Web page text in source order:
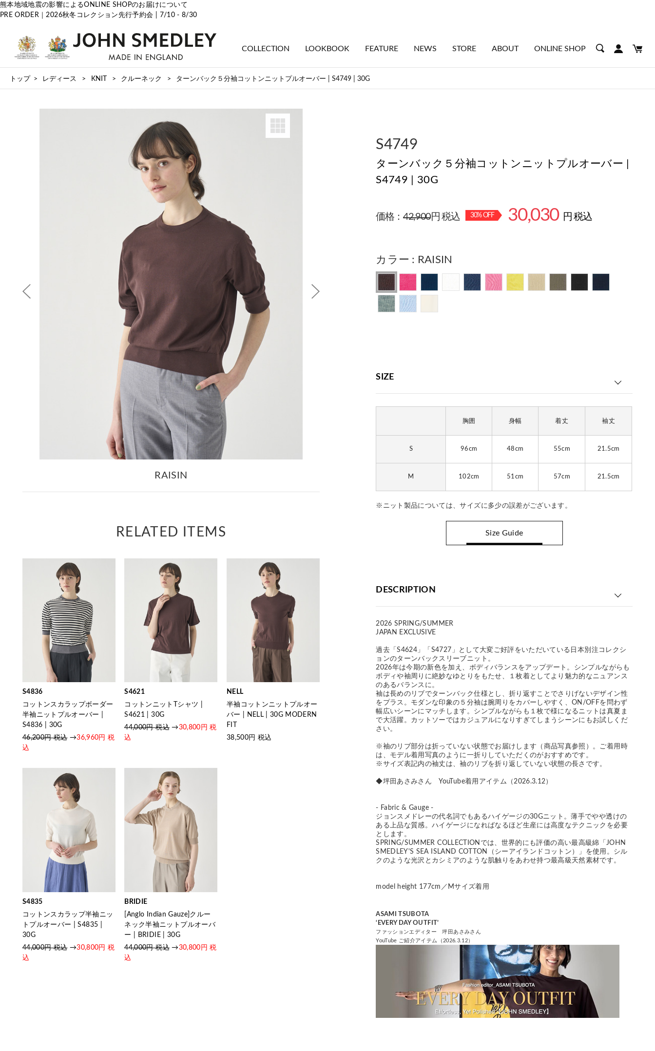
PRE ORDER｜2026秋冬コレクション先行予約会 | 7/10 - 8/30
COLLECTION LOOKBOOK FEATURE NEWS STORE ABOUT ONLINE SHOP
トップ レディース KNIT クルーネック ターンバック５分袖コットンニットプルオーバー | S4749 | 30G
RAISIN
RELATED ITEMS
S4836
コットンスカラップボーダー
半袖ニットプルオーバー |
S4836 | 30G
46,200円 税込→36,960円 税
込
S4621
コットンニットTシャツ |
S4621 | 30G
44,000円 税込→30,800円 税
込
NELL
半袖コットンニットプルオー
バー | NELL | 30G MODERN
FIT
38,500円 税込
S4835
コットンスカラップ半袖ニッ
トプルオーバー | S4835 |
30G
44,000円 税込→30,800円 税
込
BRIDIE
[Anglo Indian Gauze]クルー
ネック半袖ニットプルオーバ
ー | BRIDIE | 30G
44,000円 税込→30,800円 税
込
S4749
ターンバック５分袖コットンニットプルオーバー |
S4749 | 30G
価格：42,900円 税込 30% OFF 30,030 円 税込
カラー RAISIN
SIZE
胸囲 身幅 着丈 袖丈
S 96cm 48cm 55cm 21.5cm
M 102cm 51cm 57cm 21.5cm
※ニット製品については、サイズに多少の誤差がございます。
Size Guide
DESCRIPTION
2026 SPRING/SUMMER
JAPAN EXCLUSIVE
過去「S4624」「S4727」として大変ご好評をいただいている日本別注コレクシ
ョンのターンバックスリーブニット。
2026年は今期の新色を加え、ボディバランスをアップデート。シンプルながらも
ボディや袖周りに絶妙なゆとりをもたせ、１枚着としてより魅力的なニュアンス
のあるバランスに。
袖は長めのリブでターンバック仕様とし、折り返すことでさりげないデザイン性
をプラス。モダンな印象の５分袖は腕周りをカバーしやすく、ON/OFFを問わず
幅広いシーンにマッチします。シンプルながらも１枚で様になるニットは真夏ま
で大活躍。カットソーではカジュアルになりすぎてしまうシーンにもお試しくだ
さい。
※袖のリブ部分は折っていない状態でお届けします（商品写真参照）。ご着用時
は、モデル着用写真のように一折りしていただくのがおすすめです。
※サイズ表記内の袖丈は、袖のリブを折り返していない状態の長さです。
◆坪田あさみさん YouTube着用アイテム（2026.3.12）
- Fabric & Gauge -
ジョンスメドレーの代名詞でもあるハイゲージの30Gニット。薄手でやや透けの
ある上品な質感。ハイゲージになればなるほど生産には高度なテクニックを必要
とします。
SPRING/SUMMER COLLECTIONでは、世界的にも評価の高い最高級綿「JOHN
SMEDLEY'S SEA ISLAND COTTON（シーアイランドコットン）」を使用。シル
クのような光沢とカシミアのような肌触りをあわせ持つ最高級天然素材です。
model height 177cm／Мサイズ着用
ASAMI TSUBOTA
‘EVERY DAY OUTFIT’
ファッションエディター 坪田あさみさん
YouTube ご紹介アイテム（2026.3.12）